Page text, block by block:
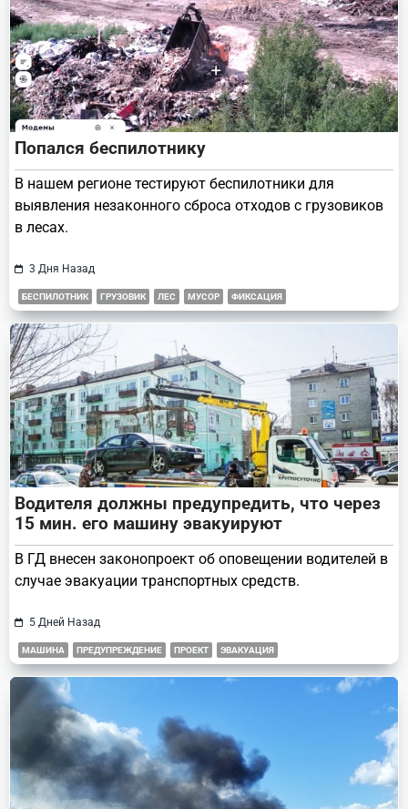
Попался беспилотнику
В нашем регионе тестируют беспилотники для
выявления незаконного сброса отходов с грузовиков
в лесах.
3 Дня Назад
БЕСПИЛОТНИК ГРУЗОВИК ЛЕС МУСОР ФИКСАЦИЯ
Водителя должны предупредить, что через
15 мин. его машину эвакуируют
В ГД внесен законопроект об оповещении водителей в
случае эвакуации транспортных средств.
5 Дней Назад
МАШИНА ПРЕДУПРЕЖДЕНИЕ ПРОЕКТ ЭВАКУАЦИЯ